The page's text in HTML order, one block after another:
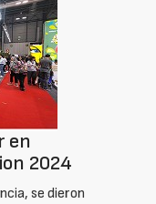
en
2024
se dieron